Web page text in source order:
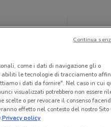
come i dati di navigazione gli o
abiliti le tecnologie di tracciamento
i dati da fornire". Nel caso in cui
visualizzati potrebbero non essere
scelte o per revocare il consenso
effetto nel contesto del nostro Sito
Privacy policy
Continua